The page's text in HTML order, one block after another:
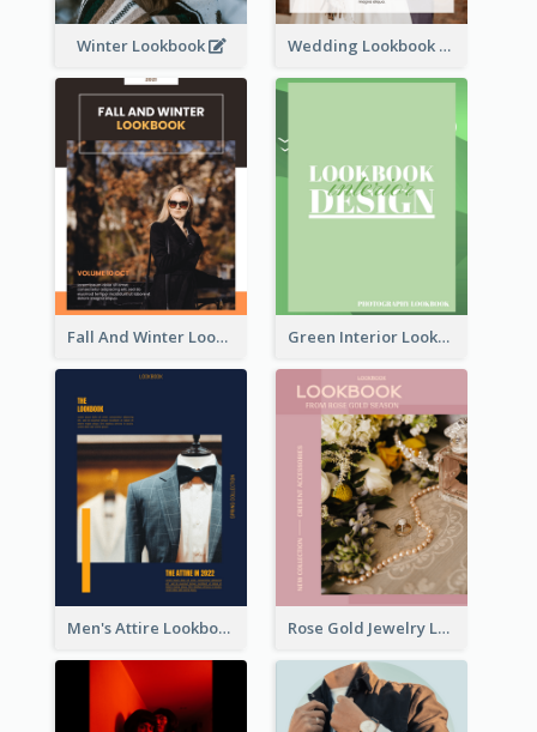
Winter Lookbook Wedding Lookbook
Fall And Winter Lookbook Green Interior Lookbook
Men's Attire Lookbook Rose Gold Jewelry Lookbook